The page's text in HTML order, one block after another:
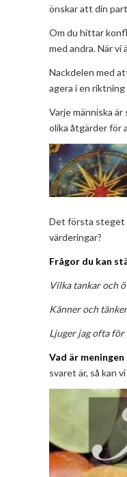
önskar att din
Om du hittar
med andra. När
Nackdelen med
agera i en
Varje människa
olika åtgärder för
Det första steget
värderingar?
Frågor du kan
Vilka tankar och
Känner och
Ljuger jag ofta för
Vad är
svaret är, så kan